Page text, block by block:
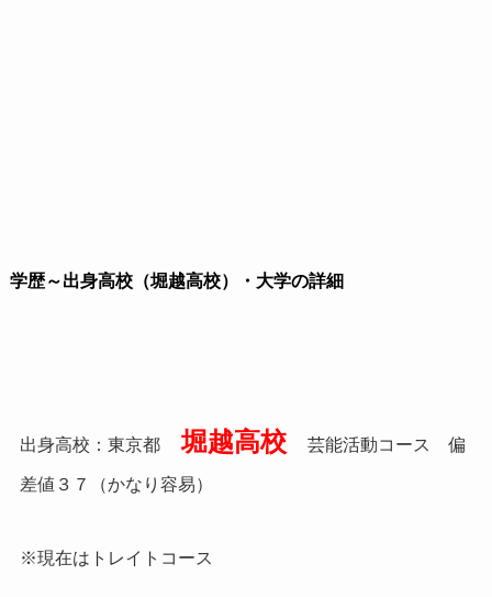
学歴～出身高校（堀越高校）・大学の詳細
出身高校：東京都 堀越高校 芸能活動コース 偏
差値３７（かなり容易）
※現在はトレイトコース